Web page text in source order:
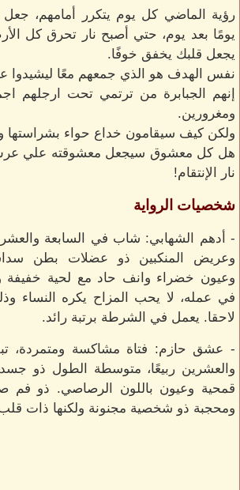
رؤية الماضي كل يوم يتكرر أمامهم، جعل
يومًا بعد يوم، حتي أصبح نار تحرق كل
يجعل قلبك يخفق خوفًا.
نفس الهدف هو الذي جمعهم معًا ليشيدوا
إنهم الجبابرة من ترتمي تحت ارجلهم
ومغرورين.
ولكن كيف سيقامون خداع حواء بشراستها
هل كل معشوق سيجعل معشوقته علي
نار الإنتقام!
شخصيات الرواية
- أدهم الشهابي: شاب في السابعة
وعريض المنكبين ذو عضلات بطن
وعيون خضراء وانف حاد مع لحية خفيفة
في عمله، لا يحب المزاح يكره النساء
لاحقا. يعمل في الشرطة برتبة رائد.
- عشق حازم: فتاة مشاكسة ومتمردة،
والعشرين ربيعًا، متوسطة الطول ذو
قمحية وعيون باللون الرصاصي. ذو فم
ومحجبة ذو شخصية مجنونة ولكنها ذات